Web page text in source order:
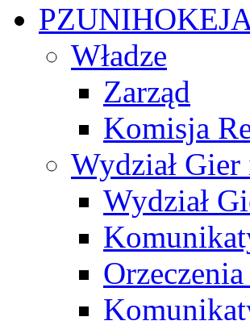
Władze
Zarząd
Komisja
Wydział
Wydział